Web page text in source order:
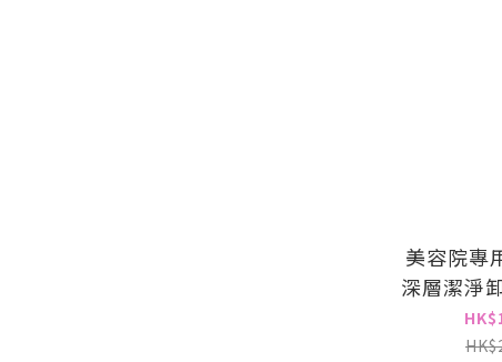
美容院專
深層潔淨